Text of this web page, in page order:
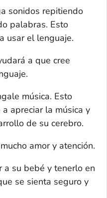
sonidos repitiendo
palabras. Esto
usar el lenguaje.
a que cree
música. Esto
apreciar la música y
de su cerebro.
amor y atención.
a su bebé y tenerlo en
se sienta seguro y